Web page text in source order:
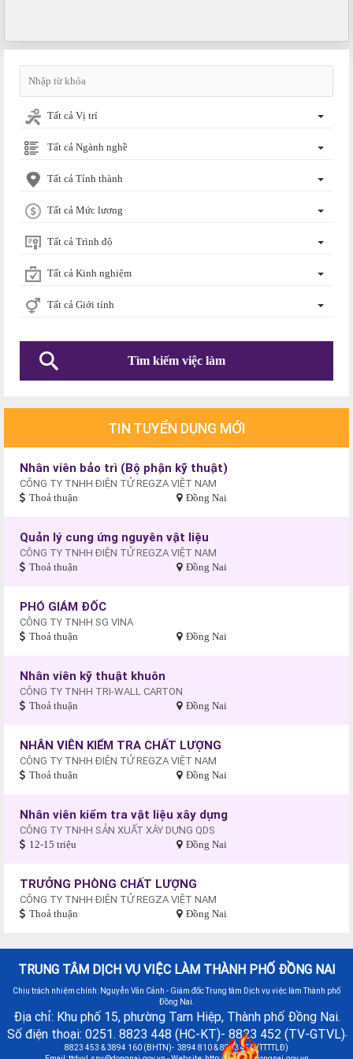
Tất cả Vị trí
Tất cả Ngành nghề
Tất cả Tỉnh thành
Tất cả Mức lương
Tất cả Trình độ
Tất cả Kinh nghiệm
Tất cả Giới tính
TIN TUYỂN DỤNG MỚI
Nhân viên bảo trì (Bộ phận kỹ thuật)
CÔNG TY TNHH ĐIỆN TỬ REGZA VIỆT NAM
Thoả thuận Đồng Nai
Quản lý cung ứng nguyên vật liệu
CÔNG TY TNHH ĐIỆN TỬ REGZA VIỆT NAM
Thoả thuận Đồng Nai
PHÓ GIÁM ĐỐC
CÔNG TY TNHH SG VINA
Thoả thuận Đồng Nai
Nhân viên kỹ thuật khuôn
CÔNG TY TNHH TRI-WALL CARTON
Thoả thuận Đồng Nai
NHÂN VIÊN KIỂM TRA CHẤT LƯỢNG
CÔNG TY TNHH ĐIỆN TỬ REGZA VIỆT NAM
Thoả thuận Đồng Nai
Nhân viên kiểm tra vật liệu xây dựng
CÔNG TY TNHH SẢN XUẤT XÂY DỰNG QDS
12-15 triệu Đồng Nai
TRƯỞNG PHÒNG CHẤT LƯỢNG
CÔNG TY TNHH ĐIỆN TỬ REGZA VIỆT NAM
Thoả thuận Đồng Nai
TRUNG TÂM DỊCH VỤ VIỆC LÀM THÀNH PHỐ ĐỒNG NAI
Chịu trách nhiệm chính: Nguyễn Văn Cảnh - Giám đốc Trung tâm Dịch vụ việc làm Thành phố
Đồng Nai.
Địa chỉ: Khu phố 15, phường Tam Hiệp, Thành phố Đồng Nai.
Số điện thoại: 0251. 8823 448 (HC-KT)- 8823 452 (TV-GTVL)-
8823 453 & 3894 160 (BHTN)- 3894 810 & 8823 451 (TTTTLĐ)